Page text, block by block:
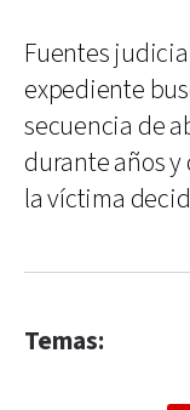
Fuentes
expediente
secuencia de
durante años y
la víctima
Temas: